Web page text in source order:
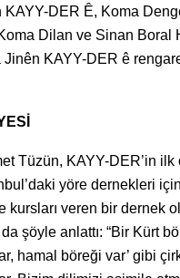
DER Ê, Koma
Dilan ve Sinan
Jinên KAYY-DER ê
Tüzün, KAYY-DER’in ilk
yöre dernekleri
kursları veren bir dernek
şöyle anlattı: “Bir Kürt
hamal böreği var’ gibi